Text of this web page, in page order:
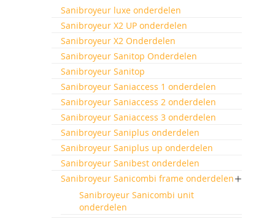
Sanibroyeur luxe onderdelen
Sanibroyeur X2 UP onderdelen
Sanibroyeur X2 Onderdelen
Sanibroyeur Sanitop Onderdelen
Sanibroyeur Sanitop
Sanibroyeur Saniaccess 1 onderdelen
Sanibroyeur Saniaccess 2 onderdelen
Sanibroyeur Saniaccess 3 onderdelen
Sanibroyeur Saniplus onderdelen
Sanibroyeur Saniplus up onderdelen
Sanibroyeur Sanibest onderdelen
Sanibroyeur Sanicombi frame onderdelen
Sanibroyeur Sanicombi unit
onderdelen